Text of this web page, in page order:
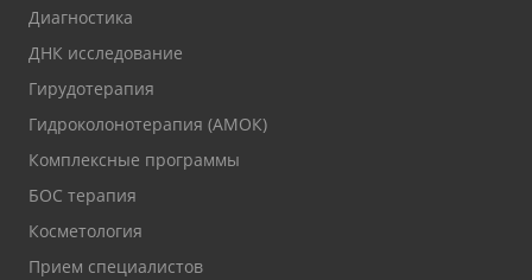
Диагностика
ДНК исследование
Гирудотерапия
Гидроколонотерапия (АМОК)
Комплексные программы
БОС терапия
Косметология
Прием специалистов